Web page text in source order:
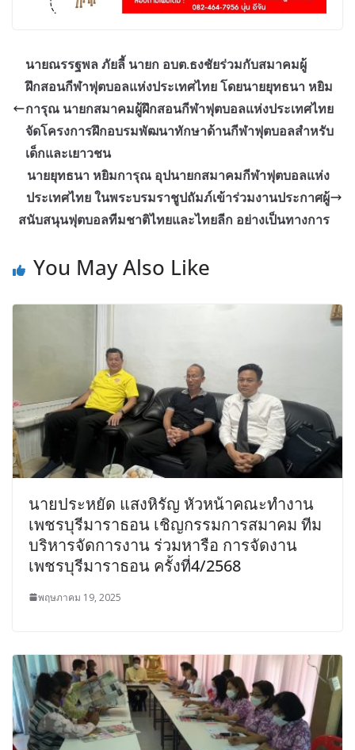
นายณรรฐพล ภัยลี้ นายก อบต.ธงชัยร่วมกับสมาคมผู้
ฝึกสอนกีฬาฟุตบอลแห่งประเทศไทย โดยนายยุทธนา หยิม
การุณ นายกสมาคมผู้ฝึกสอนกีฬาฟุตบอลแห่งประเทศไทย
จัดโครงการฝึกอบรมพัฒนาทักษาด้านกีฬาฟุตบอลสำหรับ
เด็กและเยาวชน
นายยุทธนา หยิมการุณ อุปนายกสมาคมกีฬาฟุตบอลแห่ง
ประเทศไทย ในพระบรมราชูปถัมภ์เข้าร่วมงานประกาศผู้
สนับสนุนฟุตบอลทีมชาติไทยและไทยลีก อย่างเป็นทางการ
You May Also Like
นายประหยัด แสงหิรัญ หัวหน้าคณะทํางาน
เพชรบุรีมาราธอน เชิญกรรมการสมาคม ทีม
บริหารจัดการงาน ร่วมหารือ การจัดงาน
เพชรบุรีมาราธอน ครั้งที่4/2568
พฤษภาคม 19, 2025